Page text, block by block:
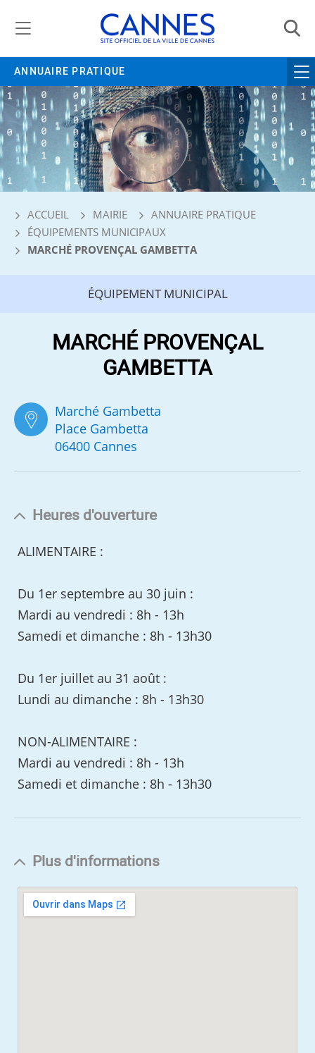
ANNUAIRE PRATIQUE
ACCUEIL MAIRIE
ANNUAIRE PRATIQUE
ÉQUIPEMENTS MUNICIPAUX
MARCHÉ PROVENÇAL GAMBETTA
ÉQUIPEMENT MUNICIPAL
MARCHÉ PROVENÇAL
GAMBETTA
Marché Gambetta
Place Gambetta
06400 Cannes
Heures d'ouverture
ALIMENTAIRE :
Du 1er septembre au 30 juin :
Mardi au vendredi : 8h - 13h
Samedi et dimanche : 8h - 13h30
Du 1er juillet au 31 août :
Lundi au dimanche : 8h - 13h30
NON-ALIMENTAIRE :
Mardi au vendredi : 8h - 13h
Samedi et dimanche : 8h - 13h30
Plus d'informations